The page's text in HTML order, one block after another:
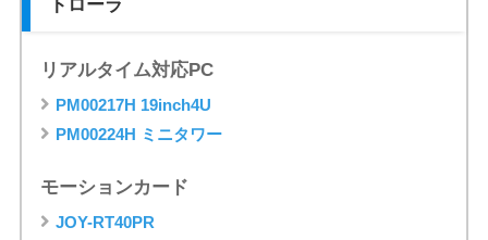
トローラ
リアルタイム対応PC
PM00217H 19inch4U
PM00224H ミニタワー
モーションカード
JOY-RT40PR